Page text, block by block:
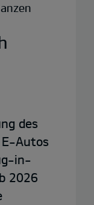
des
Autos
in-
2026